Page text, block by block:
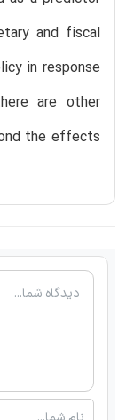
and fiscal
in response
are other
the effects